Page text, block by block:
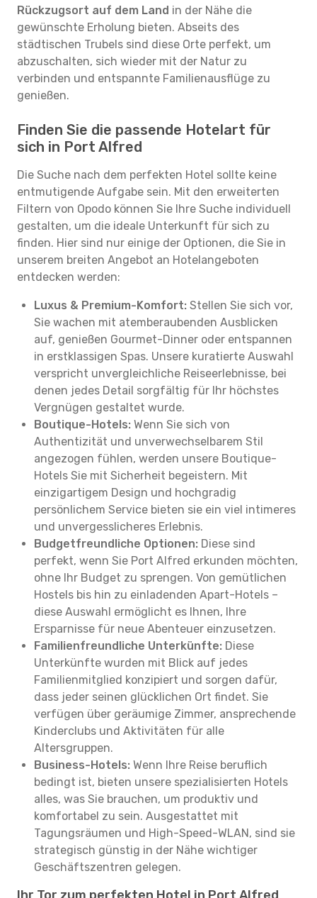
Rückzugsort auf dem Land in der Nähe die
gewünschte Erholung bieten. Abseits des
städtischen Trubels sind diese Orte perfekt, um
abzuschalten, sich wieder mit der Natur zu
verbinden und entspannte Familienausflüge zu
genießen.
Finden Sie die passende Hotelart für
sich in Port Alfred
Die Suche nach dem perfekten Hotel sollte keine
entmutigende Aufgabe sein. Mit den erweiterten
Filtern von Opodo können Sie Ihre Suche individuell
gestalten, um die ideale Unterkunft für sich zu
finden. Hier sind nur einige der Optionen, die Sie in
unserem breiten Angebot an Hotelangeboten
entdecken werden:
Luxus & Premium-Komfort: Stellen Sie sich vor,
Sie wachen mit atemberaubenden Ausblicken
auf, genießen Gourmet-Dinner oder entspannen
in erstklassigen Spas. Unsere kuratierte Auswahl
verspricht unvergleichliche Reiseerlebnisse, bei
denen jedes Detail sorgfältig für Ihr höchstes
Vergnügen gestaltet wurde.
Boutique-Hotels: Wenn Sie sich von
Authentizität und unverwechselbarem Stil
angezogen fühlen, werden unsere Boutique-
Hotels Sie mit Sicherheit begeistern. Mit
einzigartigem Design und hochgradig
persönlichem Service bieten sie ein viel intimeres
und unvergesslicheres Erlebnis.
Budgetfreundliche Optionen: Diese sind
perfekt, wenn Sie Port Alfred erkunden möchten,
ohne Ihr Budget zu sprengen. Von gemütlichen
Hostels bis hin zu einladenden Apart-Hotels –
diese Auswahl ermöglicht es Ihnen, Ihre
Ersparnisse für neue Abenteuer einzusetzen.
Familienfreundliche Unterkünfte: Diese
Unterkünfte wurden mit Blick auf jedes
Familienmitglied konzipiert und sorgen dafür,
dass jeder seinen glücklichen Ort findet. Sie
verfügen über geräumige Zimmer, ansprechende
Kinderclubs und Aktivitäten für alle
Altersgruppen.
Business-Hotels: Wenn Ihre Reise beruflich
bedingt ist, bieten unsere spezialisierten Hotels
alles, was Sie brauchen, um produktiv und
komfortabel zu sein. Ausgestattet mit
Tagungsräumen und High-Speed-WLAN, sind sie
strategisch günstig in der Nähe wichtiger
Geschäftszentren gelegen.